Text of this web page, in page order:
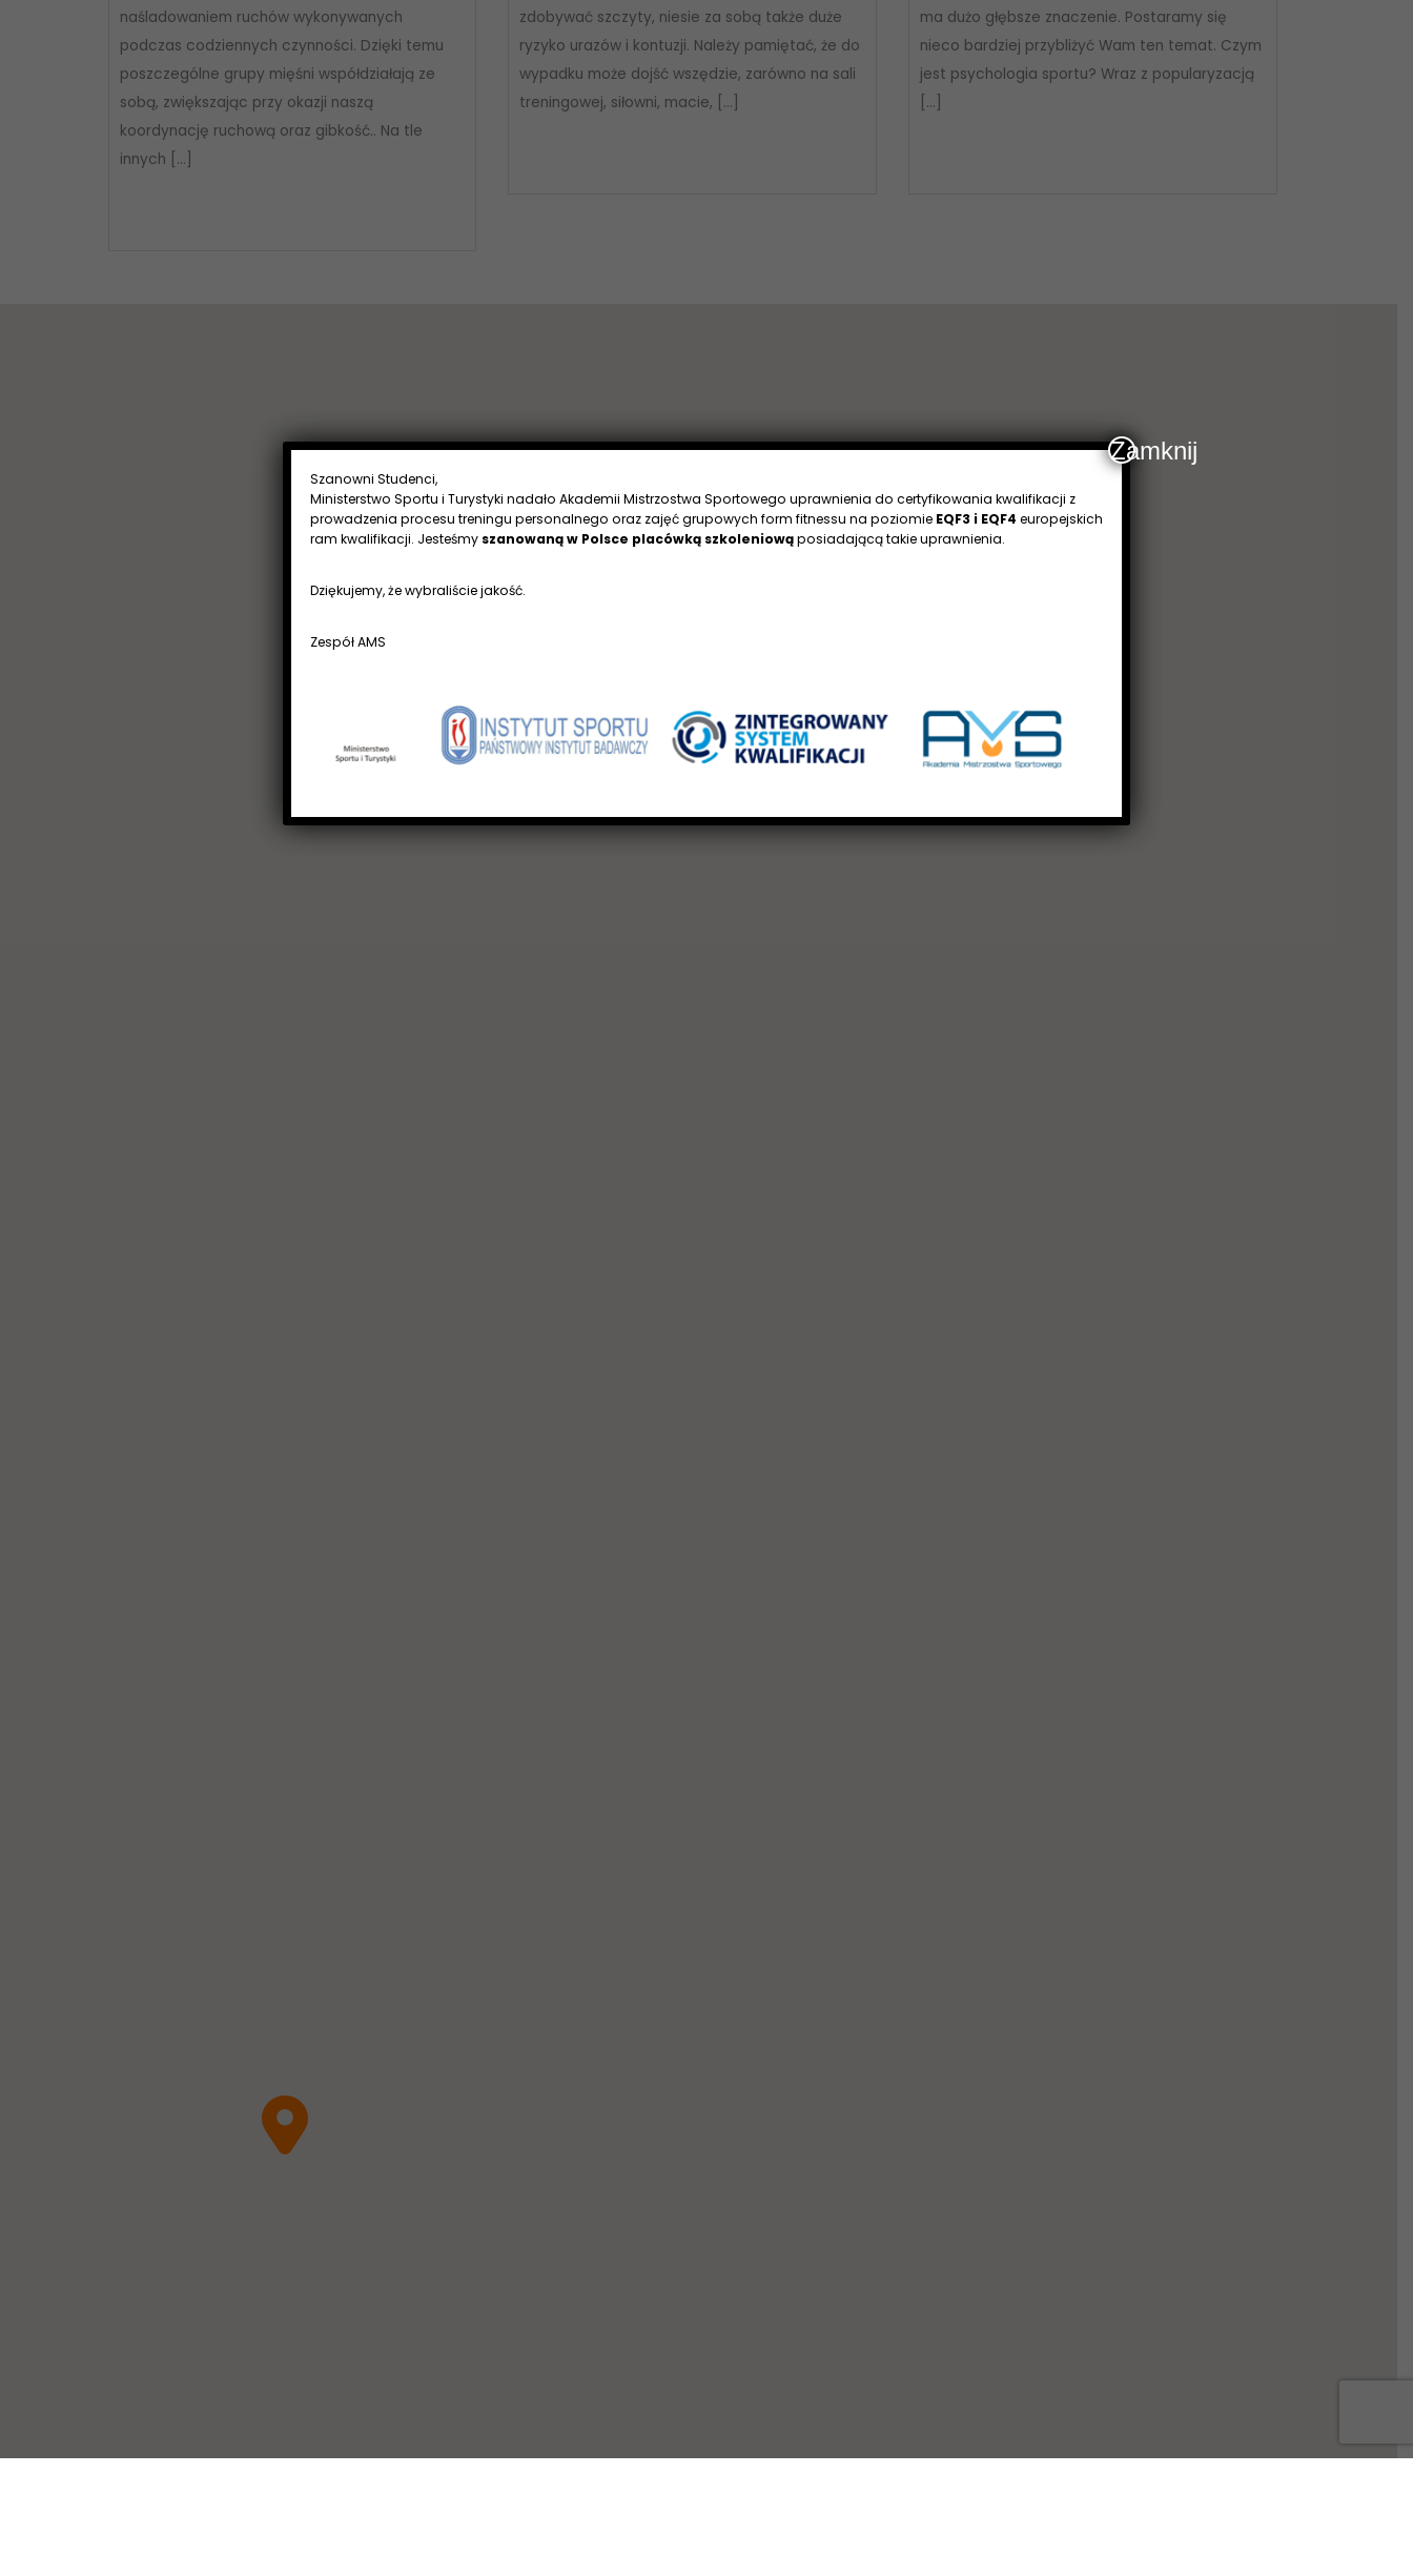
naśladowaniem ruchów wykonywanych
podczas codziennych czynności. Dzięki temu
poszczególne grupy mięśni współdziałają ze
sobą, zwiększając przy okazji naszą
koordynację ruchową oraz gibkość.. Na tle
innych […]
zdobywać szczyty, niesie za sobą także duże
ryzyko urazów i kontuzji. Należy pamiętać, że do
wypadku może dojść wszędzie, zarówno na sali
treningowej, siłowni, macie, […]
ma dużo głębsze znaczenie. Postaramy się
nieco bardziej przybliżyć Wam ten temat. Czym
jest psychologia sportu? Wraz z popularyzacją
[…]
Szanowni Studenci,
Ministerstwo Sportu i Turystyki nadało Akademii Mistrzostwa Sportowego uprawnienia do certyfikowania kwalifikacji z
prowadzenia procesu treningu personalnego oraz zajęć grupowych form fitnessu na poziomie EQF3 i EQF4 europejskich
ram kwalifikacji. Jesteśmy szanowaną w Polsce placówką szkoleniowąposiadającą takie uprawnienia.
Dziękujemy, że wybraliście jakość.
Zespół AMS
Zamknij